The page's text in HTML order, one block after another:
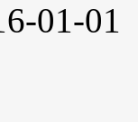
01-01